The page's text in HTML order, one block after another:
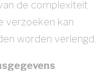
de complexiteit
verzoeken kan
worden verlengd.